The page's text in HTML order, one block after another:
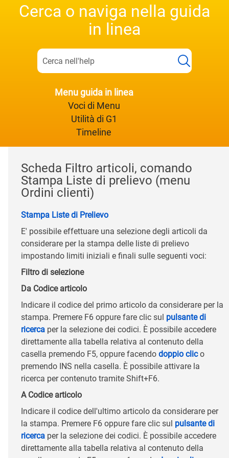
Cerca o naviga nella guida
in linea
Menu guida in linea
Voci di Menu
Utilità di G1
Timeline
Scheda Filtro articoli, comando
Stampa Liste di prelievo (menu
Ordini clienti)
Stampa Liste di Prelievo
E' possibile effettuare una selezione degli articoli da
considerare per la stampa delle liste di prelievo
impostando limiti iniziali e finali sulle seguenti voci:
Filtro di selezione
Da Codice articolo
Indicare il codice del primo articolo da considerare per la
stampa. Premere F6 oppure fare clic sul pulsante di
ricerca per la selezione dei codici. È possibile accedere
direttamente alla tabella relativa al contenuto della
casella premendo F5, oppure facendo doppio clico
premendo INS nella casella. È possibile attivare la
ricerca per contenuto tramite Shift+F6.
A Codice articolo
Indicare il codice dell'ultimo articolo da considerare per
la stampa. Premere F6 oppure fare clic sul pulsante di
ricerca per la selezione dei codici. È possibile accedere
direttamente alla tabella relativa al contenuto della